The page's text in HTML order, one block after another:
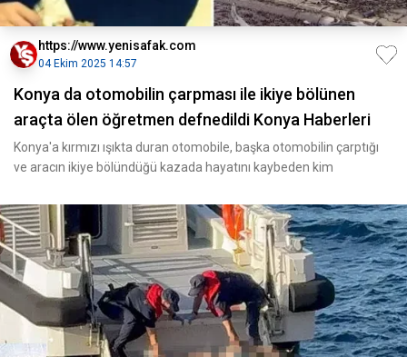
https://www.yenisafak.com
04 Ekim 2025 14:57
Konya da otomobilin çarpması ile ikiye bölünen
araçta ölen öğretmen defnedildi Konya Haberleri
Konya'a kırmızı ışıkta duran otomobile, başka otomobilin çarptığı
ve aracın ikiye bölündüğü kazada hayatını kaybeden kim